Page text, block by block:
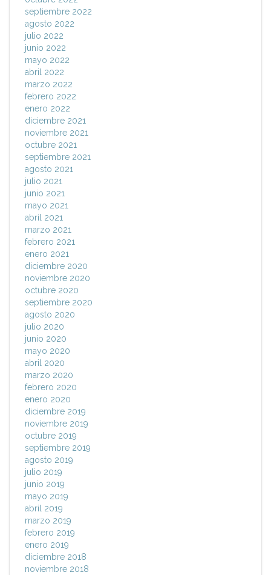
septiembre 2022
agosto 2022
julio 2022
junio 2022
mayo 2022
abril 2022
marzo 2022
febrero 2022
enero 2022
diciembre 2021
noviembre 2021
octubre 2021
septiembre 2021
agosto 2021
julio 2021
junio 2021
mayo 2021
abril 2021
marzo 2021
febrero 2021
enero 2021
diciembre 2020
noviembre 2020
octubre 2020
septiembre 2020
agosto 2020
julio 2020
junio 2020
mayo 2020
abril 2020
marzo 2020
febrero 2020
enero 2020
diciembre 2019
noviembre 2019
octubre 2019
septiembre 2019
agosto 2019
julio 2019
junio 2019
mayo 2019
abril 2019
marzo 2019
febrero 2019
enero 2019
diciembre 2018
noviembre 2018